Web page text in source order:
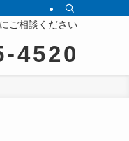
ご相談ください
4520